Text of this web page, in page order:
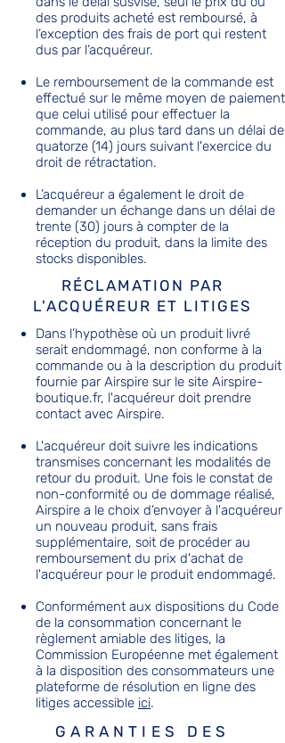
des produits acheté est remboursé, à
l’exception des frais de port qui restent
dus par l’acquéreur.
Le remboursement de la commande est
effectué sur le même moyen de paiement
que celui utilisé pour effectuer la
commande, au plus tard dans un délai de
quatorze (14) jours suivant l'exercice du
droit de rétractation.
L’acquéreur a également le droit de
demander un échange dans un délai de
trente (30) jours à compter de la
réception du produit, dans la limite des
stocks disponibles.
RÉCLAMATION PAR
L'ACQUÉREUR ET LITIGES
Dans l’hypothèse où un produit livré
serait endommagé, non conforme à la
commande ou à la description du produit
fournie par Airspire sur le site Airspire-
boutique.fr, l'acquéreur doit prendre
contact avec Airspire.
L'acquéreur doit suivre les indications
transmises concernant les modalités de
retour du produit. Une fois le constat de
non-conformité ou de dommage réalisé,
Airspire a le choix d’envoyer à l'acquéreur
un nouveau produit, sans frais
supplémentaire, soit de procéder au
remboursement du prix d'achat de
l'acquéreur pour le produit endommagé.
Conformément aux dispositions du Code
de la consommation concernant le
règlement amiable des litiges, la
Commission Européenne met également
à la disposition des consommateurs une
plateforme de résolution en ligne des
litiges accessible ici.
GARANTIES DES